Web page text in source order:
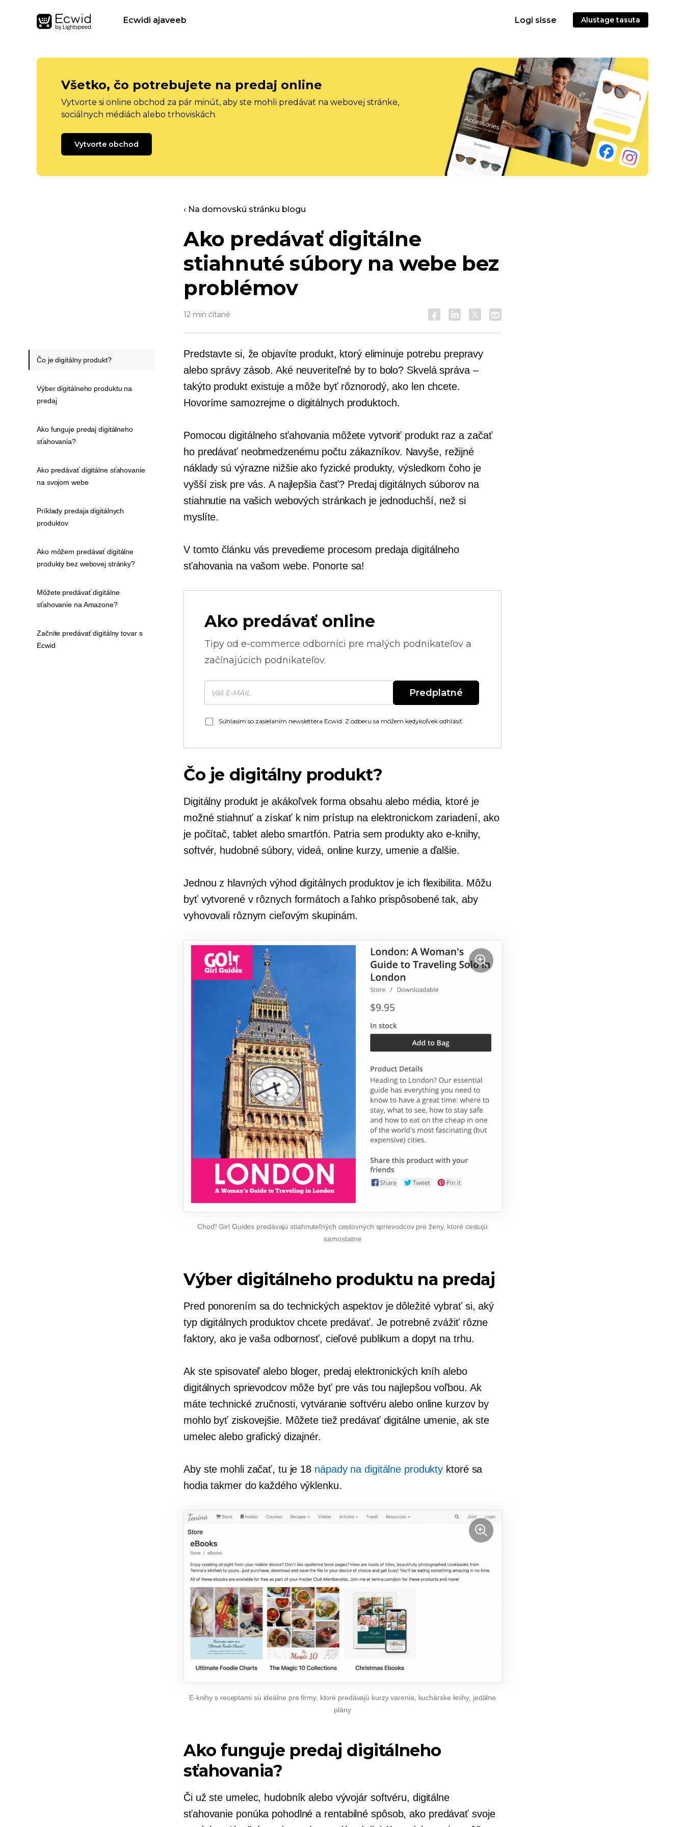
Ecwidi ajaveeb Logi sisse Alustage tasuta
Všetko, čo potrebujete na predaj online
Vytvorte si online obchod za pár minút, aby ste mohli predávať na webovej stránke,
sociálnych médiách alebo trhoviskách.
Vytvorte obchod
‹ Na domovskú stránku blogu
Ako predávať digitálne
stiahnuté súbory na webe bez
problémov
12 min čítané
Predstavte si, že objavíte produkt, ktorý eliminuje potrebu prepravy
alebo správy zásob. Aké neuveriteľné by to bolo? Skvelá správa –
takýto produkt existuje a môže byť rôznorodý, ako len chcete.
Hovoríme samozrejme o digitálnych produktoch.
Pomocou digitálneho sťahovania môžete vytvoriť produkt raz a začať
ho predávať neobmedzenému počtu zákazníkov. Navyše, režijné
náklady sú výrazne nižšie ako fyzické produkty, výsledkom čoho je
vyšší zisk pre vás. A najlepšia časť? Predaj digitálnych súborov na
stiahnutie na vašich webových stránkach je jednoduchší, než si
myslíte.
V tomto článku vás prevedieme procesom predaja digitálneho
sťahovania na vašom webe. Ponorte sa!
Ako predávať online
Tipy od e-commerce odborníci pre malých podnikateľov a
začínajúcich podnikateľov.
Predplatné
Súhlasím so zasielaním newslettera Ecwid. Z odberu sa môžem kedykoľvek odhlásiť.
Čo je digitálny produkt?
Digitálny produkt je akákoľvek forma obsahu alebo média, ktoré je
možné stiahnuť a získať k nim prístup na elektronickom zariadení, ako
je počítač, tablet alebo smartfón. Patria sem produkty ako e-knihy,
softvér, hudobné súbory, videá, online kurzy, umenie a ďalšie.
Jednou z hlavných výhod digitálnych produktov je ich flexibilita. Môžu
byť vytvorené v rôznych formátoch a ľahko prispôsobené tak, aby
vyhovovali rôznym cieľovým skupinám.
Choď! Girl Guides predávajú stiahnuteľných cestovných sprievodcov pre ženy, ktoré cestujú
samostatne
Výber digitálneho produktu na predaj
Pred ponorením sa do technických aspektov je dôležité vybrať si, aký
typ digitálnych produktov chcete predávať. Je potrebné zvážiť rôzne
faktory, ako je vaša odbornosť, cieľové publikum a dopyt na trhu.
Ak ste spisovateľ alebo bloger, predaj elektronických kníh alebo
digitálnych sprievodcov môže byť pre vás tou najlepšou voľbou. Ak
máte technické zručnosti, vytváranie softvéru alebo online kurzov by
mohlo byť ziskovejšie. Môžete tiež predávať digitálne umenie, ak ste
umelec alebo grafický dizajnér.
Aby ste mohli začať, tu je 18 nápady na digitálne produkty ktoré sa
hodia takmer do každého výklenku.
E-knihy s receptami sú ideálne pre firmy, ktoré predávajú kurzy varenia, kuchárske knihy, jedálne
plány
Ako funguje predaj digitálneho
sťahovania?
Či už ste umelec, hudobník alebo vývojár softvéru, digitálne
sťahovanie ponúka pohodlné a rentabilné spôsob, ako predávať svoje
Čo je digitálny produkt?
Výber digitálneho produktu na
predaj
Ako funguje predaj digitálneho
sťahovania?
Ako predávať digitálne sťahovanie
na svojom webe
Príklady predaja digitálnych
produktov
Ako môžem predávať digitálne
produkty bez webovej stránky?
Môžete predávať digitálne
sťahovanie na Amazone?
Začnite predávať digitálny tovar s
Ecwid